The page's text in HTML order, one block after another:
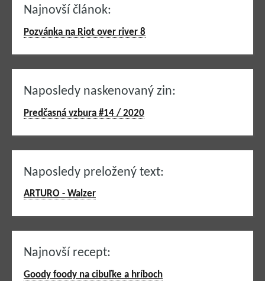
Najnovší článok:
Pozvánka na Riot over river 8
Naposledy naskenovaný zin:
Predčasná vzbura #14 / 2020
Naposledy preložený text:
ARTURO - Walzer
Najnovší recept:
Goody foody na cibuľke a hríboch